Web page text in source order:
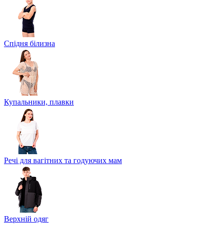
Спідня білизна
Купальники, плавки
Речі для вагітних та годуючих мам
Верхній одяг